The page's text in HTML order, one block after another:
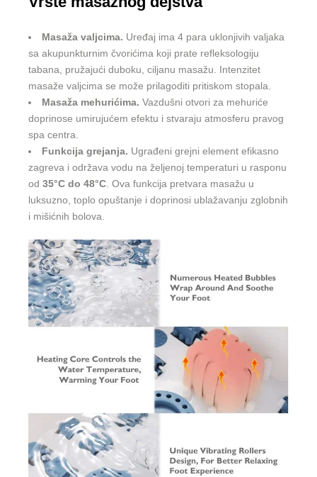
Masaža valjcima. Uređaj ima 4 para uklonjivih valjaka
sa akupunkturnim čvorićima koji prate refleksologiju
tabana, pružajući duboku, ciljanu masažu. Intenzitet
masaže valjcima se može prilagoditi pritiskom stopala.
Masaža mehurićima. Vazdušni otvori za mehuriće
doprinose umirujućem efektu i stvaraju atmosferu pravog
spa centra.
Funkcija grejanja. Ugrađeni grejni element efikasno
zagreva i održava vodu na željenoj temperaturi u rasponu
od35°C do 48°C . Ova funkcija pretvara masažu u
luksuzno, toplo opuštanje i doprinosi ublažavanju zglobnih
i mišićnih bolova.